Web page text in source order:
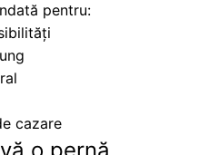
pentru:
cazare